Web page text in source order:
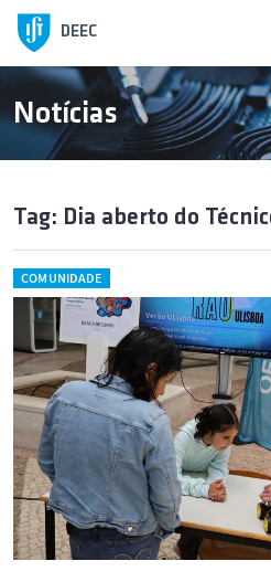
DEEC
Notícias
Tag: Dia aberto do
COMUNIDADE